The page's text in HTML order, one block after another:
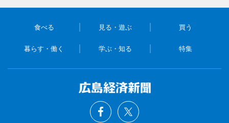
食べる 見る・遊ぶ 買う
暮らす・働く 学ぶ・知る 特集